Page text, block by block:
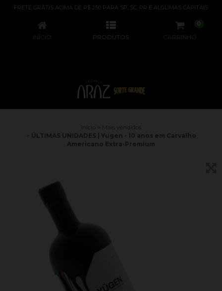
FRETE GRÁTIS ACIMA DE R$ 250 PARA SP, SC, PR E ALGUMAS CAPITAIS
ÚLTIMAS UNIDADES | YUGEN - 10 ANOS EM CARVALHO AMERICANO EXTRA-PREMIUM
INÍCIO PRODUTOS CARRINHO
0
Mais vendidos
ÚLTIMAS UNIDADES | Yugen - 10 anos em Carvalho
Americano Extra-Premium